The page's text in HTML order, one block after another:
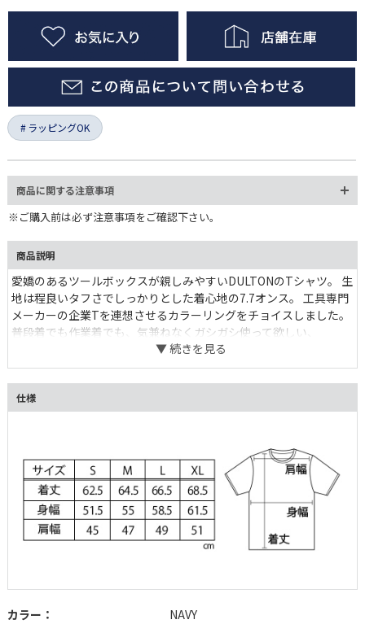
ラッピングOK
商品に関する注意事項
※ご購入前は必ず注意事項をご確認下さい。
商品説明
愛嬌のあるツールボックスが親しみやすいDULTONのTシャツ。 生
地は程良いタフさでしっかりとした着心地の7.7オンス。 工具専門
メーカーの企業Tを連想させるカラーリングをチョイスしました。
普段着でも作業着でも、気兼ねなくガシガシ使って欲しい、
DULTONのオリジナルTシャツです。
仕様
カラー：
NAVY